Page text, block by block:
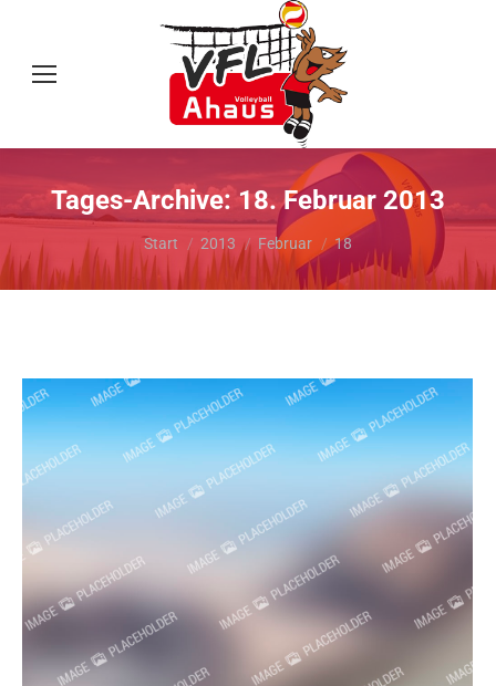
Tages-Archive:18. Februar 2013
Sie befinden sich hier:
Start 2013 Februar 18